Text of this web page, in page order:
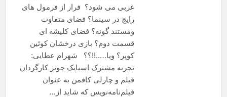
غربی می شود؟ فرار از فرمول های
رایج در سینما؟ فضای متفاوت
ومستند گونه؟ فضای کلیشه ای
قسمت دوم؟ بازی درخشان کوئین
کوپر؟ ویا…..!!؟؟ شهرام عطایی:
تجربه مشترک اسپایک جونز کارگردان
فیلم و چارلی کافمن به عنوان
فیلم‌نامه‌نویس که شاید از…